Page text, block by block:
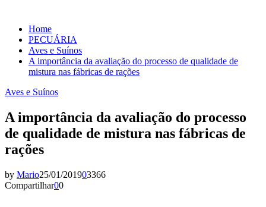
Home
PECUÁRIA
Aves e Suínos
A importância da avaliação do processo de qualidade de
mistura nas fábricas de rações
Aves e Suínos
A importância da avaliação do processo
de qualidade de mistura nas fábricas de
rações
by Mario25/01/201903366
Compartilhar00